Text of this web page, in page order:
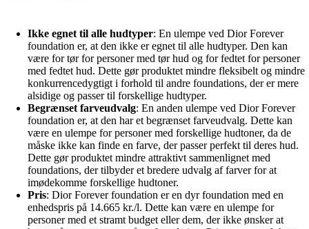
Ikke egnet til alle hudtyper: En ulempe ved Dior Forever
foundation er, at den ikke er egnet til alle hudtyper. Den kan
være for tør for personer med tør hud og for fedtet for personer
med fedtet hud. Dette gør produktet mindre fleksibelt og mindre
konkurrencedygtigt i forhold til andre foundations, der er mere
alsidige og passer til forskellige hudtyper.
Begrænset farveudvalg: En anden ulempe ved Dior Forever
foundation er, at den har et begrænset farveudvalg. Dette kan
være en ulempe for personer med forskellige hudtoner, da de
måske ikke kan finde en farve, der passer perfekt til deres hud.
Dette gør produktet mindre attraktivt sammenlignet med
foundations, der tilbyder et bredere udvalg af farver for at
imødekomme forskellige hudtoner.
Pris: Dior Forever foundation er en dyr foundation med en
enhedspris på 14.665 kr./l. Dette kan være en ulempe for
personer med et stramt budget eller dem, der ikke ønsker at